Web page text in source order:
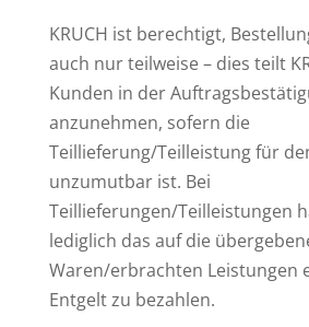
KRUCH ist berechtigt,
auch nur teilweise – dies teilt
Kunden in der
anzunehmen, sofern die
Teillieferung/Teilleistung für
unzumutbar ist. Bei
Teillieferungen/Teilleistungen
lediglich das auf die
Waren/erbrachten Leistungen
Entgelt zu bezahlen.